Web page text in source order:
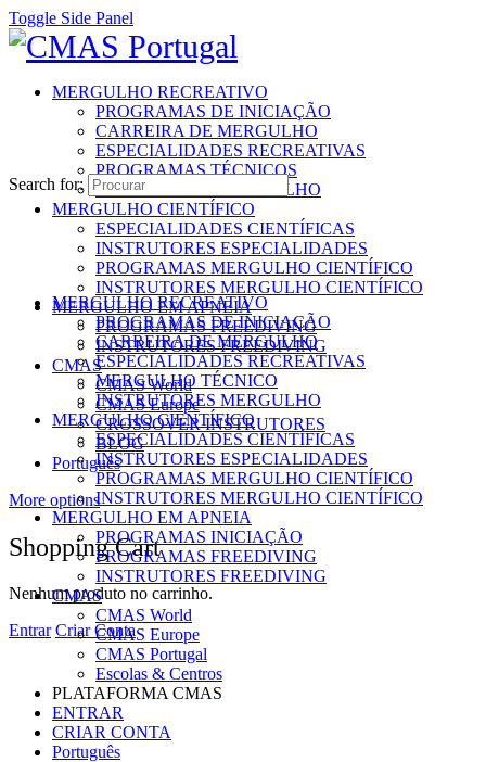
Toggle Side Panel
MERGULHO RECREATIVO
PROGRAMAS DE INICIAÇÃO
CARREIRA DE MERGULHO
ESPECIALIDADES RECREATIVAS
PROGRAMAS TÉCNICOS
INSTRUTORES MERGULHO
MERGULHO CIENTÍFICO
ESPECIALIDADES CIENTÍFICAS
INSTRUTORES ESPECIALIDADES
PROGRAMAS MERGULHO CIENTÍFICO
INSTRUTORES MERGULHO CIENTÍFICO
MERGULHO EM APNEIA
PROGRAMAS FREEDIVING
INSTRUTORES FREEDIVING
CMAS
CMAS World
CMAS Europe
CROSSOVER INSTRUTORES
BLOG
Português
More options
Shopping Cart
Nenhum produto no carrinho.
Entrar Criar Conta
Search for:
MERGULHO RECREATIVO
PROGRAMAS DE INICIAÇÃO
CARREIRA DE MERGULHO
ESPECIALIDADES RECREATIVAS
MERGULHO TÉCNICO
INSTRUTORES MERGULHO
MERGULHO CIENTÍFICO
ESPECIALIDADES CIENTÍFICAS
INSTRUTORES ESPECIALIDADES
PROGRAMAS MERGULHO CIENTÍFICO
INSTRUTORES MERGULHO CIENTÍFICO
MERGULHO EM APNEIA
PROGRAMAS INICIAÇÃO
PROGRAMAS FREEDIVING
INSTRUTORES FREEDIVING
CMAS
CMAS World
CMAS Europe
CMAS Portugal
Escolas & Centros
PLATAFORMA CMAS
ENTRAR
CRIAR CONTA
Português